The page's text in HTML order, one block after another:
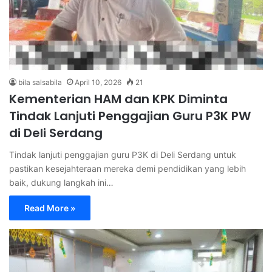
bila salsabila April 10, 2026 21
Kementerian HAM dan KPK Diminta
Tindak Lanjuti Penggajian Guru P3K PW
di Deli Serdang
Tindak lanjuti penggajian guru P3K di Deli Serdang untuk
pastikan kesejahteraan mereka demi pendidikan yang lebih
baik, dukung langkah ini…
Read More »